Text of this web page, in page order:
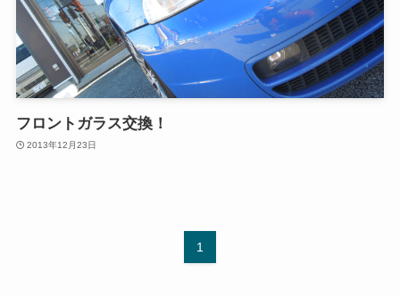
フロントガラス交換！
2013年12月23日
1